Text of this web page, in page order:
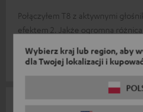
Wybierz kraj lub region, aby
dla Twojej lokalizacji i
Połączyłem T8 z aktywnymi
efektem 2. Jakże ogromna
Kurt D.